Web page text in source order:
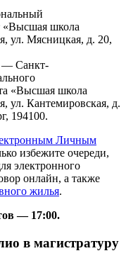
«Высшая школа
ул. Мясницкая, д. 20,
Санкт-
«Высшая школа
ул. Кантемировская, д.
194100.
Личным
избежите очереди,
электронного
онлайн, а также
жилья.
— 17:00.
в магистратуру